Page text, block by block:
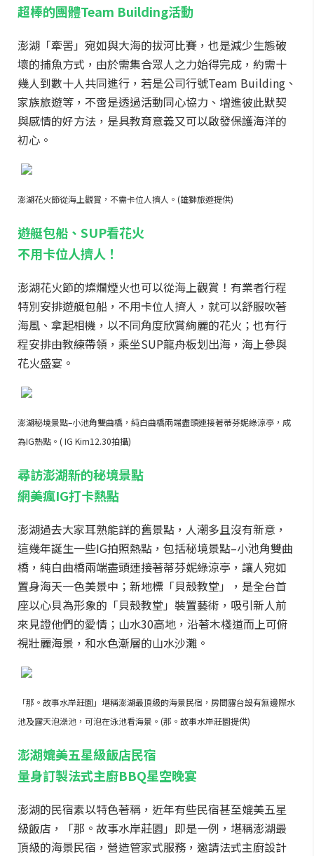
超棒的團體Team Building活動
澎湖「牽罟」宛如與大海的拔河比賽，也是減少生態破
壞的捕魚方式，由於需集合眾人之力始得完成，約需十
幾人到數十人共同進行，若是公司行號Team Building、
家族旅遊等，不啻是透過活動同心協力、增進彼此默契
與感情的好方法，是具教育意義又可以啟發保護海洋的
初心。
澎湖花火節從海上觀賞，不需卡位人擠人。(雄獅旅遊提供)
遊艇包船、SUP看花火
不用卡位人擠人！
澎湖花火節的燦爛煙火也可以從海上觀賞！有業者行程
特別安排遊艇包船，不用卡位人擠人，就可以舒服吹著
海風、拿起相機，以不同角度欣賞絢麗的花火；也有行
程安排由教練帶領，乘坐SUP龍舟板划出海，海上參與
花火盛宴。
澎湖秘境景點–小池角雙曲橋，純白曲橋兩端盡頭連接著蒂芬妮綠涼亭，成
為IG熱點。( IG Kim12.30拍攝)
尋訪澎湖新的秘境景點
網美瘋IG打卡熱點
澎湖過去大家耳熟能詳的舊景點，人潮多且沒有新意，
這幾年誕生一些IG拍照熱點，包括秘境景點–小池角雙曲
橋，純白曲橋兩端盡頭連接著蒂芬妮綠涼亭，讓人宛如
置身海天一色美景中；新地標「貝殼教堂」，是全台首
座以心貝為形象的「貝殼教堂」裝置藝術，吸引新人前
來見證他們的愛情；山水30高地，沿著木棧道而上可俯
視壯麗海景，和水色漸層的山水沙灘。
「那。故事水岸莊園」堪稱澎湖最頂級的海景民宿，房間露台設有無邊際水
池及露天泡澡池，可泡在泳池看海景。(那。故事水岸莊園提供)
澎湖媲美五星級飯店民宿
量身訂製法式主廚BBQ星空晚宴
澎湖的民宿素以特色著稱，近年有些民宿甚至媲美五星
級飯店，「那。故事水岸莊園」即是一例，堪稱澎湖最
頂級的海景民宿，營造管家式服務，邀請法式主廚設計